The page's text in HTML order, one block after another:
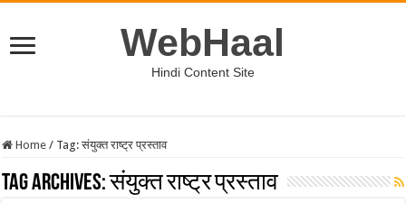
WebHaal
Hindi Content Site
Home / Tag:संयुक्त राष्ट्र प्रस्ताव
Tag Archives:संयुक्त राष्ट्र प्रस्ताव